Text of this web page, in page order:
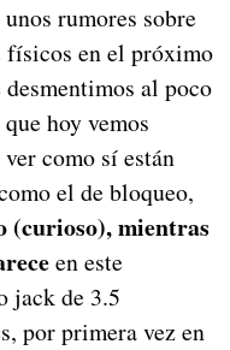
rumores sobre
físicos en el próximo
al poco
hoy vemos
como sí están
el de bloqueo,
(curioso), mientras
en este
jack de 3.5
por primera vez en